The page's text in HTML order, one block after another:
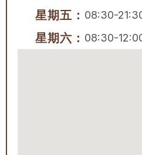
星期五： 08:30-
星期六： 08:30-